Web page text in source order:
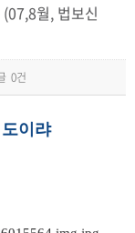
월, 법보신
0건
이랴